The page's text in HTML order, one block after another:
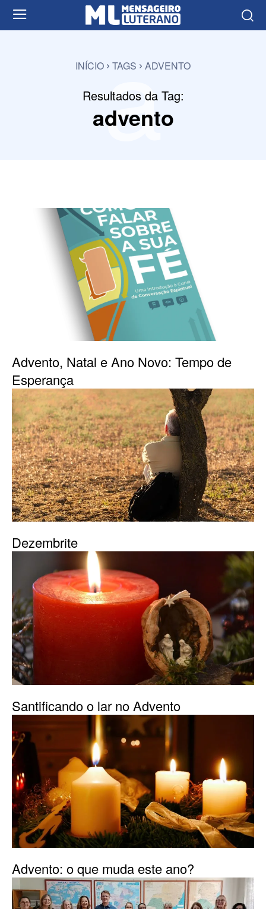
INÍCIO TAGS ADVENTO
Resultados da Tag:
advento
a
Advento, Natal e Ano Novo: Tempo de
Esperança
Dezembrite
Santificando o lar no Advento
Advento: o que muda este ano?